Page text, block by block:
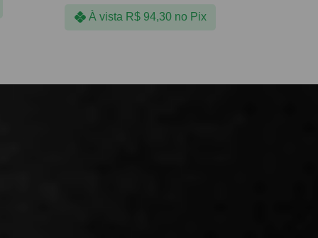
À vista R$94,30 no Pix